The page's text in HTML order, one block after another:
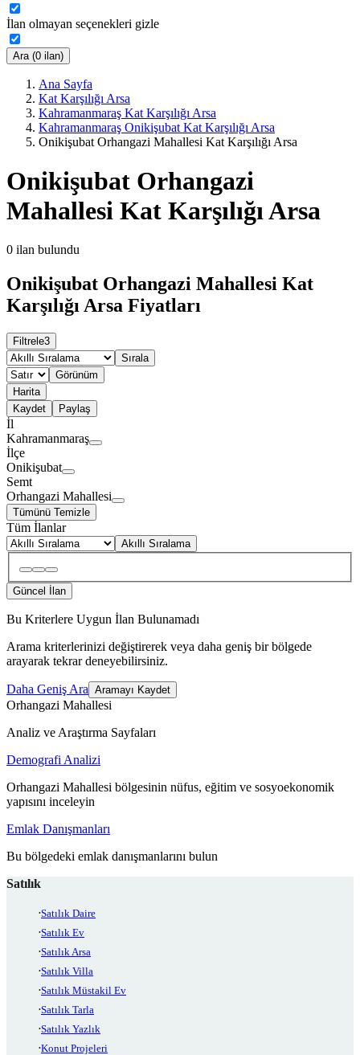
İlan olmayan seçenekleri gizle
Ara (0 ilan)
Ana Sayfa
Kat Karşılığı Arsa
Kahramanmaraş Kat Karşılığı Arsa
Kahramanmaraş Onikişubat Kat Karşılığı Arsa
Onikişubat Orhangazi Mahallesi Kat Karşılığı Arsa
Onikişubat Orhangazi
Mahallesi Kat Karşılığı Arsa
0 ilan bulundu
Onikişubat Orhangazi Mahallesi Kat
Karşılığı Arsa Fiyatları
Filtrele3
Sırala
Görünüm
Harita
Kaydet
Paylaş
İl
Kahramanmaraş
İlçe
Onikişubat
Semt
Orhangazi Mahallesi
Tümünü Temizle
Tüm İlanlar
Akıllı Sıralama
Güncel İlan
Bu Kriterlere Uygun İlan Bulunamadı
Arama kriterlerinizi değiştirerek veya daha geniş bir bölgede
arayarak tekrar deneyebilirsiniz.
Daha Geniş Ara Aramayı Kaydet
Orhangazi Mahallesi
Analiz ve Araştırma Sayfaları
Demografi Analizi
Orhangazi Mahallesi bölgesinin nüfus, eğitim ve sosyoekonomik
yapısını inceleyin
Emlak Danışmanları
Bu bölgedeki emlak danışmanlarını bulun
Satılık
Satılık Daire
Satılık Ev
Satılık Arsa
Satılık Villa
Satılık Müstakil Ev
Satılık Tarla
Satılık Yazlık
Konut Projeleri